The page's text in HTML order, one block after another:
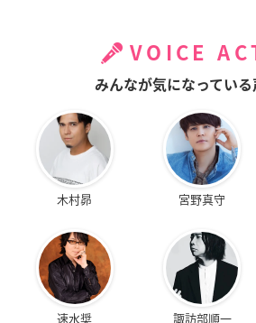
VOICE
みんなが気になっている
木村昴 宮野真守
速水奨 諏訪部順一